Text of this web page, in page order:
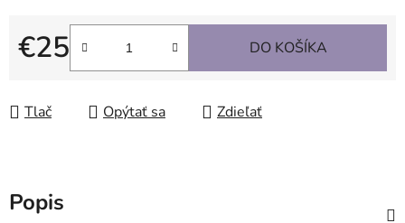
€25
Jednotková cena:
DO KOŠÍKA
Tlač Opýtať sa Zdieľať
Popis